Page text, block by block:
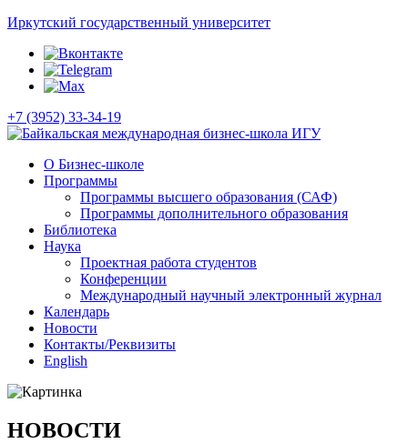
Иркутский государственный университет
+7 (3952) 33-34-19
О Бизнес-школе
Программы
Программы высшего образования (САФ)
Программы дополнительного образования
Библиотека
Наука
Проектная работа студентов
Конференции
Международный научный электронный журнал
Календарь
Новости
Контакты/Реквизиты
English
НОВОСТИ